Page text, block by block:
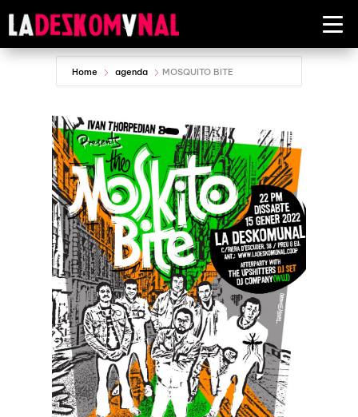
Home agenda MOSQUITO BITE